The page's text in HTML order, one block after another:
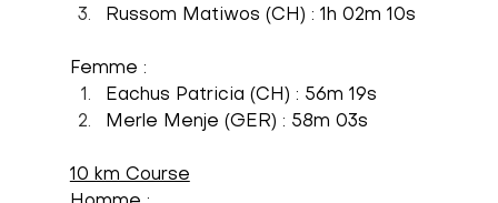
Russom Matiwos (CH) : 1h 02m 10s
Femme :
Eachus Patricia (CH) : 56m 19s
Merle Menje (GER) : 58m 03s
10 km Course